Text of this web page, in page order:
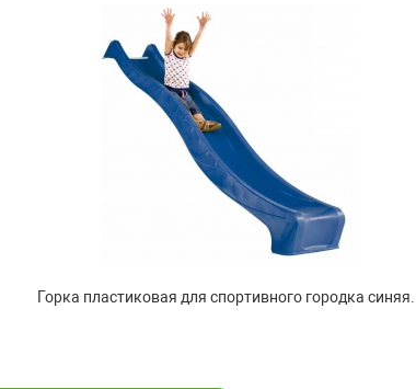
Горка пластиковая для спортивного городка синяя...